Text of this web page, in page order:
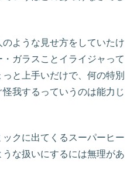
ような見せ方をしていたけ
ガラスことイライジャって
と上手いだけで、何の特別
我するっていうのは能力じ
クに出てくるスーパーヒー
な扱いにするには無理があ